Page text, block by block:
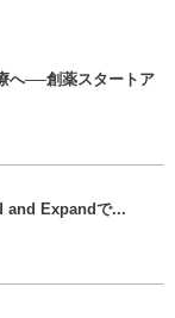
へ──創薬スタートア
and Expandで...